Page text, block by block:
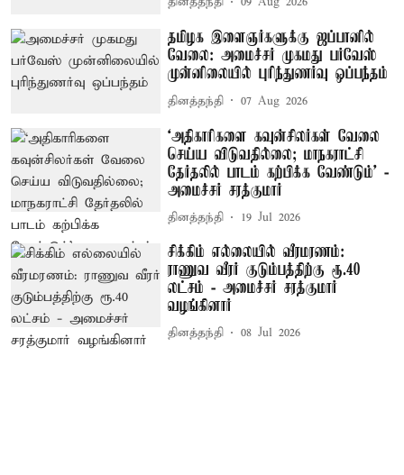
தமிழக இளைஞர்களுக்கு ஜப்பானில்
வேலை: அமைச்சர் முகமது பர்வேஸ்
முன்னிலையில் புரிந்துணர்வு ஒப்பந்தம்
தினத்தந்தி 07 Aug 2026
‘அதிகாரிகளை கவுன்சிலர்கள் வேலை
செய்ய விடுவதில்லை; மாநகராட்சி
தேர்தலில் பாடம் கற்பிக்க வேண்டும்’ -
அமைச்சர் சரத்குமார்
தினத்தந்தி 19 Jul 2026
சிக்கிம் எல்லையில் வீரமரணம்:
ராணுவ வீரர் குடும்பத்திற்கு ரூ.40
லட்சம் - அமைச்சர் சரத்குமார்
வழங்கினார்
தினத்தந்தி 08 Jul 2026